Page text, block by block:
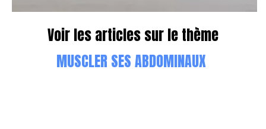
Voir les articles sur le thème
MUSCLER SES ABDOMINAUX